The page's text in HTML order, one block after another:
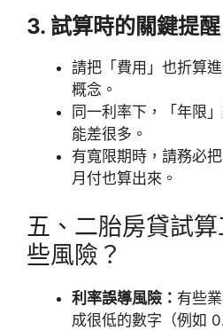
3. 試算時的關鍵提醒
請把「費用」也折算
概念。
同一利率下，「年限
能差很多。
有寬限期時，請務必
月付也算出來。
五、二胎房貸試
些風險？
利率誤導風險： 有些
成很低的數字（例如